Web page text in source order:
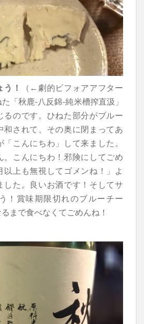
！
（←劇的ビフォアアフター
「秋鹿-八反錦-純米槽搾直汲」
るのです。ひねた部分がブルー
和されて、その奥に閉まってあ
こんにちわ」して来ました。
。こんにちわ！邪険にしてごめ
以上も無視してゴメンね！」よ
した。良いお酒です！そしてサ
！賞味期限切れのブルーチー
まで食べなくてごめんね！